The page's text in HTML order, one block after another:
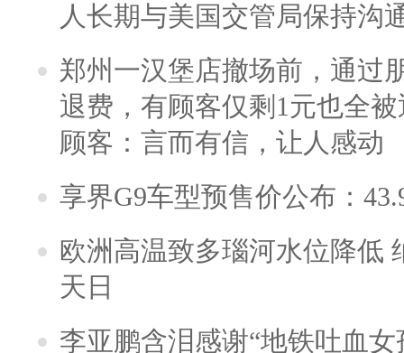
人长期与美国交管局保持沟
郑州一汉堡店撤场前，通过
退费，有顾客仅剩1元也全
顾客：言而有信，让人感动
享界G9车型预售价公布：
欧洲高温致多瑙河水位降低
天日
李亚鹏含泪感谢“地铁吐血